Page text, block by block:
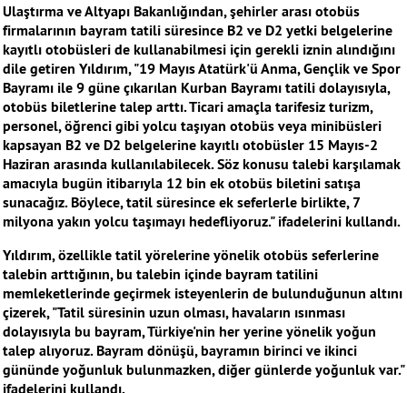
Ulaştırma ve Altyapı Bakanlığından, şehirler arası otobüs
firmalarının bayram tatili süresince B2 ve D2 yetki belgelerine
kayıtlı otobüsleri de kullanabilmesi için gerekli iznin alındığını
dile getiren Yıldırım, "19 Mayıs Atatürk'ü Anma, Gençlik ve Spor
Bayramı ile 9 güne çıkarılan Kurban Bayramı tatili dolayısıyla,
otobüs biletlerine talep arttı. Ticari amaçla tarifesiz turizm,
personel, öğrenci gibi yolcu taşıyan otobüs veya minibüsleri
kapsayan B2 ve D2 belgelerine kayıtlı otobüsler 15 Mayıs-2
Haziran arasında kullanılabilecek. Söz konusu talebi karşılamak
amacıyla bugün itibarıyla 12 bin ek otobüs biletini satışa
sunacağız. Böylece, tatil süresince ek seferlerle birlikte, 7
milyona yakın yolcu taşımayı hedefliyoruz." ifadelerini kullandı.
Yıldırım, özellikle tatil yörelerine yönelik otobüs seferlerine
talebin arttığının, bu talebin içinde bayram tatilini
memleketlerinde geçirmek isteyenlerin de bulunduğunun altını
çizerek, "Tatil süresinin uzun olması, havaların ısınması
dolayısıyla bu bayram, Türkiye'nin her yerine yönelik yoğun
talep alıyoruz. Bayram dönüşü, bayramın birinci ve ikinci
gününde yoğunluk bulunmazken, diğer günlerde yoğunluk var."
ifadelerini kullandı.